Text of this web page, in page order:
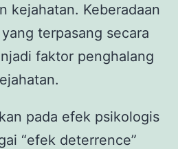
kejahatan. Keberadaan
terpasang secara
faktor penghalang
pada efek psikologis
“efek deterrence”